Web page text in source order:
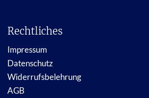
Rechtliches
Impressum
Datenschutz
Widerrufsbelehrung
AGB